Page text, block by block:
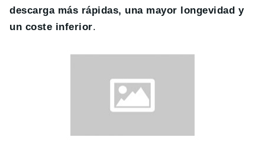
descarga más rápidas, una mayor longevidad y
un coste inferior.